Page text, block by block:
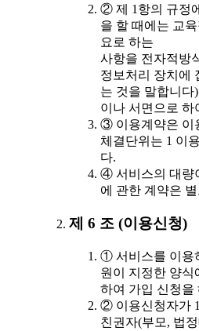
② 제 1항의 규정
을 할 때에는 교
요로 하는
사항을 전자적방
정보처리 장치에
는 것을 말합니다)
이나 서면으로 하
③ 이용계약은 이
체결단위는 1 이
다.
④ 서비스의 대량
에 관한 계약은
제 6 조 (이용신청)
① 서비스를 이용
원이 지정한 양식
하여 가입 신청을
② 이용신청자가
친권자(부모, 법